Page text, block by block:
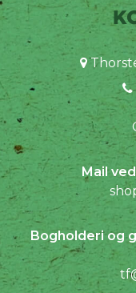
Mail
Bogholderi og